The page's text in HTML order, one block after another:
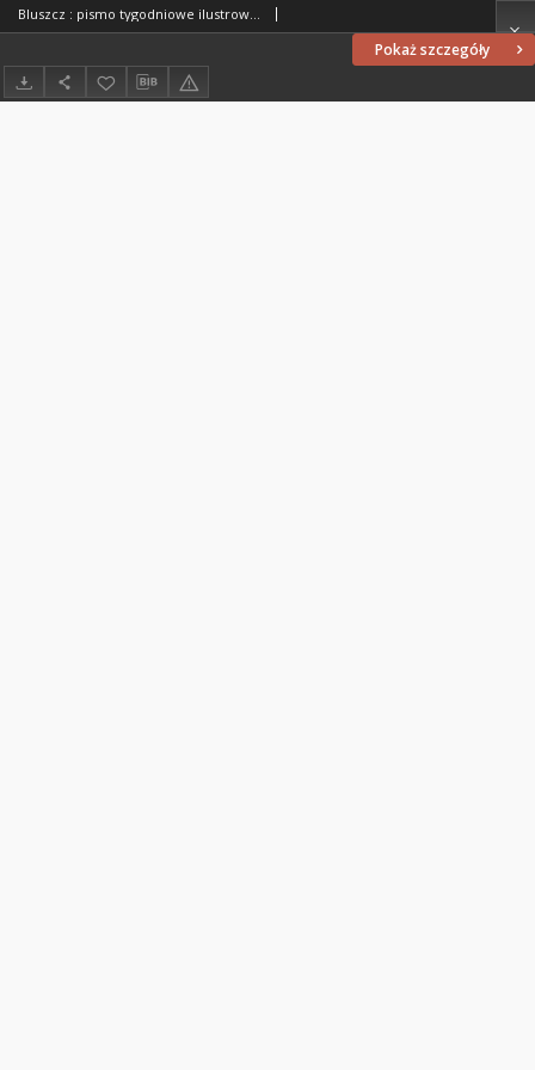
Pokaż szczegóły
Bluszcz : pismo tygodniowe ilustrowane poświęcone sprawom kobiecym, 1912 R. 48, nr 1